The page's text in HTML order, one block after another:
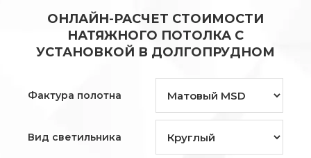
ОНЛАЙН-РАСЧЕТ СТОИМОСТИ
НАТЯЖНОГО ПОТОЛКА С
УСТАНОВКОЙ В ДОЛГОПРУДНОМ
Фактура полотна
Вид светильника